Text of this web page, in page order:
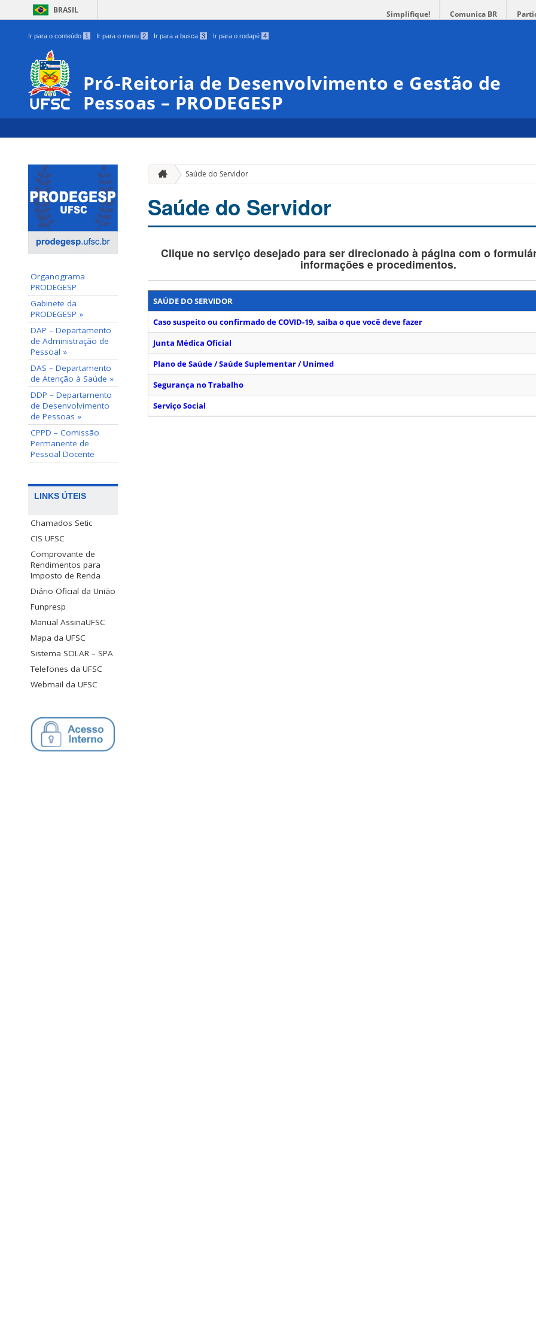
BRASIL Simplifique! Comunica BR
Ir para o conteúdo 1 Ir para o menu 2 Ir para a busca 3 Ir para o rodapé 4
Pró-Reitoria de Desenvolvimento e Gestão de
Pessoas – PRODEGESP
Organograma
PRODEGESP
Gabinete da
PRODEGESP »
DAP – Departamento
de Administração de
Pessoal »
DAS – Departamento
de Atenção à Saúde »
DDP – Departamento
de Desenvolvimento
de Pessoas »
CPPD – Comissão
Permanente de
Pessoal Docente
LINKS ÚTEIS
Chamados Setic
CIS UFSC
Comprovante de
Rendimentos para
Imposto de Renda
Diário Oficial da União
Funpresp
Manual AssinaUFSC
Mapa da UFSC
Sistema SOLAR – SPA
Telefones da UFSC
Webmail da UFSC
Saúde do Servidor
Saúde do Servidor
Clique no serviço desejado para ser direcionado à página com o
informações e procedimentos.
SAÚDE DO SERVIDOR
Caso suspeito ou confirmado de COVID-19, saiba o que você deve fazer
Junta Médica Oficial
Plano de Saúde / Saúde Suplementar / Unimed
Segurança no Trabalho
Serviço Social